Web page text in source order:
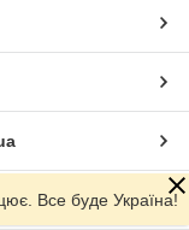
Все буде Україна!